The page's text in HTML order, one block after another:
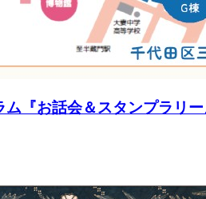
『お話会＆スタンプラリ